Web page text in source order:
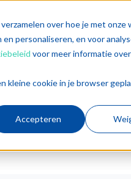
over hoe je met onze
personaliseren, en voor
voor meer informatie
kleine cookie in je browser
Accepteren
Sectoren Trends